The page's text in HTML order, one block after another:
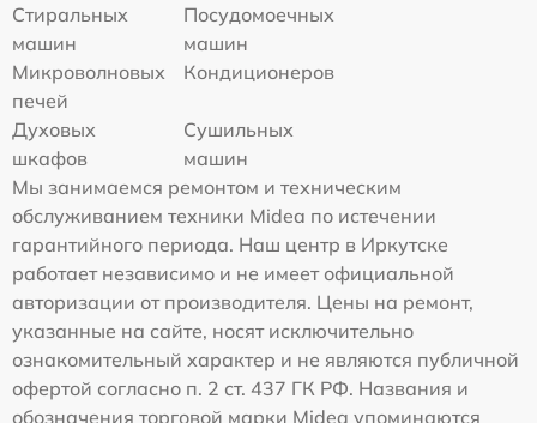
Стиральных
машин
Посудомоечных
машин
Микроволновых
печей
Кондиционеров
Духовых
шкафов
Сушильных
машин
Мы занимаемся ремонтом и техническим
обслуживанием техники Midea по истечении
гарантийного периода. Наш центр в Иркутске
работает независимо и не имеет официальной
авторизации от производителя. Цены на ремонт,
указанные на сайте, носят исключительно
ознакомительный характер и не являются публичной
офертой согласно п. 2 ст. 437 ГК РФ. Названия и
обозначения торговой марки Midea упоминаются